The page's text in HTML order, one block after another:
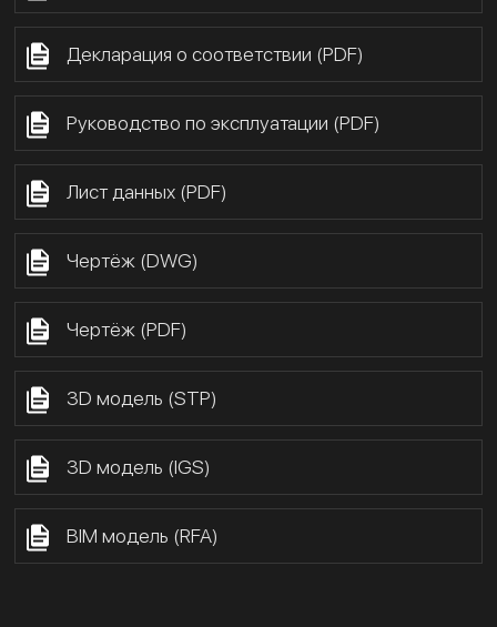
Декларация о соответствии (PDF)
Руководство по эксплуатации (PDF)
Лист данных (PDF)
Чертёж (DWG)
Чертёж (PDF)
3D модель (STP)
3D модель (IGS)
BIM модель (RFA)